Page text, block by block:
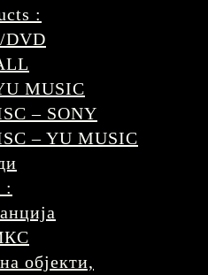
:
DVD
MUSIC
– SONY
– YU MUSIC
:
објекти,